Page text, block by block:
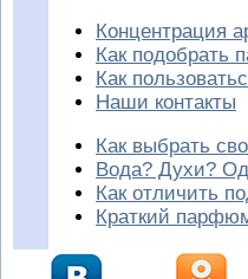
Концентрация
Как подобрать
Как
Наши контакты
Как выбрать
Вода? Духи?
Как отличить
Краткий